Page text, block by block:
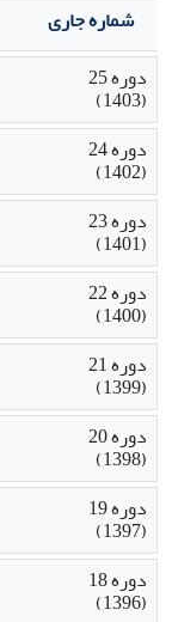
شماره جاری
دوره 25
(1403)
دوره 24
(1402)
دوره 23
(1401)
دوره 22
(1400)
دوره 21
(1399)
دوره 20
(1398)
دوره 19
(1397)
دوره 18
(1396)